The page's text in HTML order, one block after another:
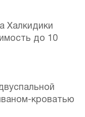
Халкидики
до 10
кроватью